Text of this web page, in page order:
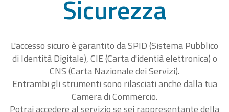
Sicurezza
L'accesso sicuro è garantito da SPID (Sistema Pubblico
di Identità Digitale), CIE (Carta d'identià elettronica) o
CNS (Carta Nazionale dei Servizi).
Entrambi gli strumenti sono rilasciati anche dalla tua
Camera di Commercio.
Potrai accedere al servizio se sei rappresentante della